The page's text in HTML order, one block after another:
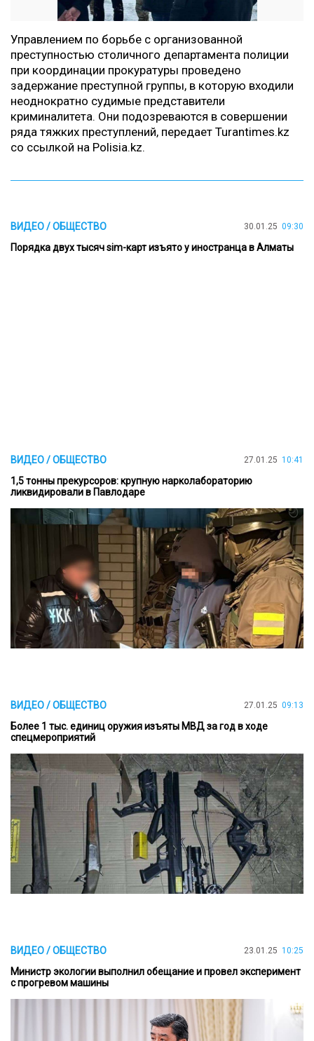
Управлением по борьбе с организованной
преступностью столичного департамента полиции
при координации прокуратуры проведено
задержание преступной группы, в которую входили
неоднократно судимые представители
криминалитета. Они подозреваются в совершении
ряда тяжких преступлений, передает Turantimes.kz
со ссылкой на Polisia.kz.
ВИДЕО / ОБЩЕСТВО 30.01.25 09:30
Порядка двух тысяч sim-карт изъято у иностранца в Алматы
ВИДЕО / ОБЩЕСТВО 27.01.25 10:41
1,5 тонны прекурсоров: крупную нарколабораторию
ликвидировали в Павлодаре
ВИДЕО / ОБЩЕСТВО 27.01.25 09:13
Более 1 тыс. единиц оружия изъяты МВД за год в ходе
спецмероприятий
ВИДЕО / ОБЩЕСТВО 23.01.25 10:25
Министр экологии выполнил обещание и провел эксперимент
с прогревом машины